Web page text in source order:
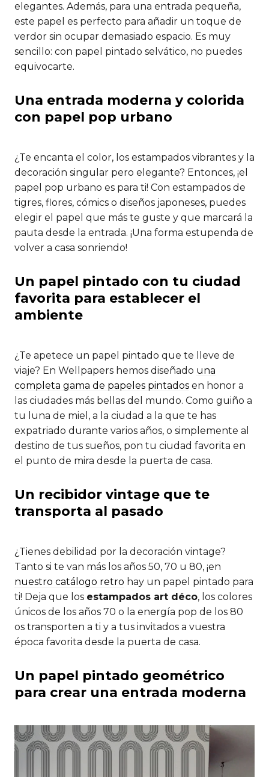
elegantes. Además, para una entrada pequeña,
este papel es perfecto para añadir un toque de
verdor sin ocupar demasiado espacio. Es muy
sencillo: con papel pintado selvático, no puedes
equivocarte.
Una entrada moderna y colorida
con papel pop urbano
¿Te encanta el color, los estampados vibrantes y la
decoración singular pero elegante? Entonces, ¡el
papel pop urbano es para ti! Con estampados de
tigres, flores, cómics o diseños japoneses, puedes
elegir el papel que más te guste y que marcará la
pauta desde la entrada. ¡Una forma estupenda de
volver a casa sonriendo!
Un papel pintado con tu ciudad
favorita para establecer el
ambiente
¿Te apetece un papel pintado que te lleve de
viaje? En Wellpapers hemos diseñado una
completa gama de papeles pintados en honor a
las ciudades más bellas del mundo. Como guiño a
tu luna de miel, a la ciudad a la que te has
expatriado durante varios años, o simplemente al
destino de tus sueños, pon tu ciudad favorita en
el punto de mira desde la puerta de casa.
Un recibidor vintage que te
transporta al pasado
¿Tienes debilidad por la decoración vintage?
Tanto si te van más los años 50, 70 u 80, ¡en
nuestro catálogo retro hay un papel pintado para
ti! Deja que los estampados art déco, los colores
únicos de los años 70 o la energía pop de los 80
os transporten a ti y a tus invitados a vuestra
época favorita desde la puerta de casa.
Un papel pintado geométrico
para crear una entrada moderna